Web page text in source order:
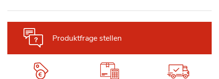
Produktfrage stellen